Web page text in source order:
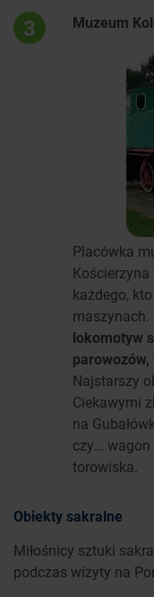
3 Muzeum
Placówka
każdego,
maszynach.
lokomotyw
Najstarszy
Ciekawymi
na
czy… wagon
torowiska.
Obiekty sakralne
Miłośnicy sztuki
podczas wizyty na